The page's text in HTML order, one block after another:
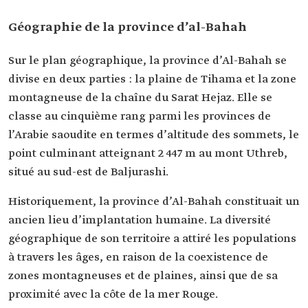
Géographie de la province d’al-Bahah
Sur le plan géographique, la province d’Al-Bahah se
divise en deux parties : la plaine de Tihama et la zone
montagneuse de la chaîne du Sarat Hejaz. Elle se
classe au cinquième rang parmi les provinces de
l’Arabie saoudite en termes d’altitude des sommets, le
point culminant atteignant 2 447 m au mont Uthreb,
situé au sud-est de Baljurashi.
Historiquement, la province d’Al-Bahah constituait un
ancien lieu d’implantation humaine. La diversité
géographique de son territoire a attiré les populations
à travers les âges, en raison de la coexistence de
zones montagneuses et de plaines, ainsi que de sa
proximité avec la côte de la mer Rouge.